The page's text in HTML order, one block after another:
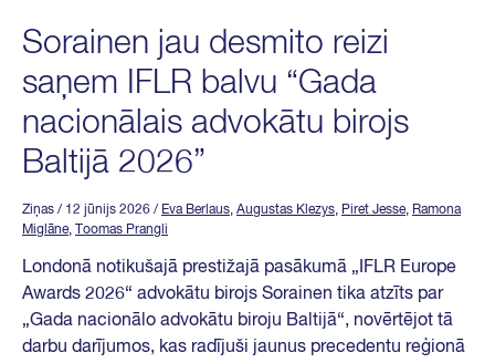
Sorainen jau desmito reizi
saņem IFLR balvu “Gada
nacionālais advokātu birojs
Baltijā 2026”
Ziņas / 12 jūnijs 2026 / Eva Berlaus, Augustas Klezys, Piret Jesse, Ramona
Miglāne, Toomas Prangli
Londonā notikušajā prestižajā pasākumā „IFLR Europe
Awards 2026“ advokātu birojs Sorainen tika atzīts par
„Gada nacionālo advokātu biroju Baltijā“, novērtējot tā
darbu darījumos, kas radījuši jaunus precedentu reģionā